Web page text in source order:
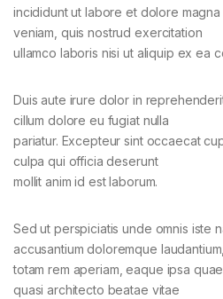
incididunt ut labore et dolore magna
veniam, quis nostrud exercitation
ullamco laboris nisi ut aliquip ex ea
Duis aute irure dolor in
cillum dolore eu fugiat nulla
pariatur. Excepteur sint occaecat
culpa qui officia deserunt
mollit anim id est laborum.
Sed ut perspiciatis unde omnis iste
accusantium doloremque laudantium,
totam rem aperiam, eaque ipsa
quasi architecto beatae vitae